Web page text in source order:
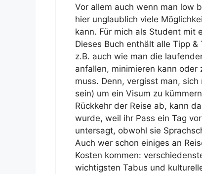
Vor allem auch wenn man low
hier unglaublich viele
kann. Für mich als Student mit
Dieses Buch enthält alle Tipp
z.B. auch wie man die
anfallen, minimieren kann
muss. Denn, vergisst man,
sein) um ein Visum zu
Rückkehr der Reise ab, kann
wurde, weil ihr Pass ein Tag
untersagt, obwohl sie
Auch wer schon einiges an
Kosten kommen:
wichtigsten Tabus und